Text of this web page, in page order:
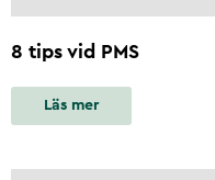
8 tips vid PMS
Läs mer